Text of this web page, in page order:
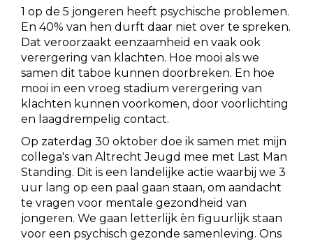
1 op de 5 jongeren heeft psychische problemen.
En 40% van hen durft daar niet over te spreken.
Dat veroorzaakt eenzaamheid en vaak ook
verergering van klachten. Hoe mooi als we
samen dit taboe kunnen doorbreken. En hoe
mooi in een vroeg stadium verergering van
klachten kunnen voorkomen, door voorlichting
en laagdrempelig contact.
Op zaterdag 30 oktober doe ik samen met mijn
collega's van Altrecht Jeugd mee met Last Man
Standing. Dit is een landelijke actie waarbij we 3
uur lang op een paal gaan staan, om aandacht
te vragen voor mentale gezondheid van
jongeren. We gaan letterlijk èn figuurlijk staan
voor een psychisch gezonde samenleving. Ons